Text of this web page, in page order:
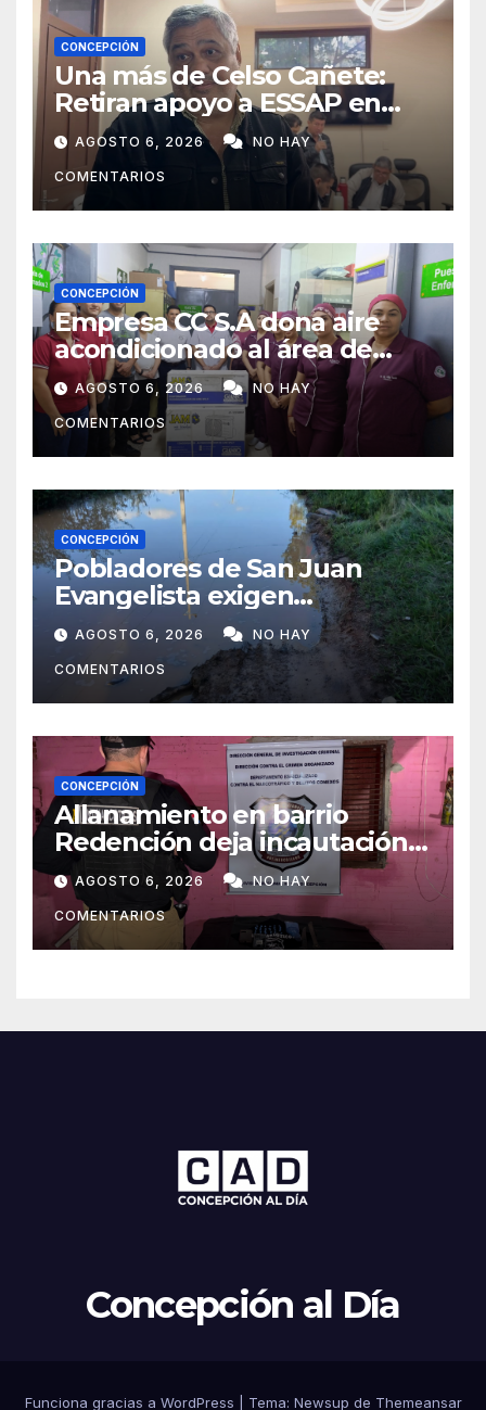
CONCEPCIÓN
Una más de Celso Cañete:
Retiran apoyo a ESSAP en
Concepción
AGOSTO 6, 2026 NO HAY
COMENTARIOS
CONCEPCIÓN
Empresa CC S.A dona aire
acondicionado al área de
maternidad del IPS de
Concepción
AGOSTO 6, 2026 NO HAY
COMENTARIOS
CONCEPCIÓN
Pobladores de San Juan
Evangelista exigen
reparación urgente de
caminos vecinales
AGOSTO 6, 2026 NO HAY
COMENTARIOS
CONCEPCIÓN
Allanamiento en barrio
Redención deja incautación
de presunta cocaína tipo
crack en Concepción
AGOSTO 6, 2026 NO HAY
COMENTARIOS
Concepción al Día
Funciona gracias a WordPress Tema: Newsup de Themeansar